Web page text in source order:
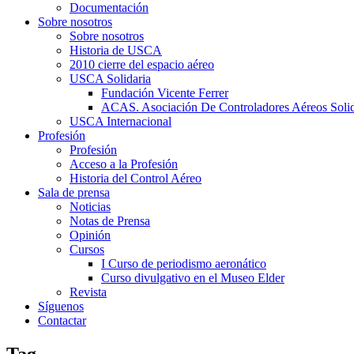
Documentación
Sobre nosotros
Sobre nosotros
Historia de USCA
2010 cierre del espacio aéreo
USCA Solidaria
Fundación Vicente Ferrer
ACAS. Asociación De Controladores Aéreos
USCA Internacional
Profesión
Profesión
Acceso a la Profesión
Historia del Control Aéreo
Sala de prensa
Noticias
Notas de Prensa
Opinión
Cursos
I Curso de periodismo aeronático
Curso divulgativo en el Museo Elder
Revista
Síguenos
Contactar